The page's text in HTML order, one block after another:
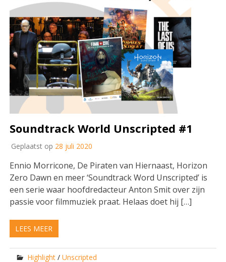
Soundtrack World Unscripted #1
Geplaatst op 28 juli 2020
Ennio Morricone, De Piraten van Hiernaast, Horizon
Zero Dawn en meer ‘Soundtrack Word Unscripted’ is
een serie waar hoofdredacteur Anton Smit over zijn
passie voor filmmuziek praat. Helaas doet hij […]
LEES MEER
Highlight /Unscripted